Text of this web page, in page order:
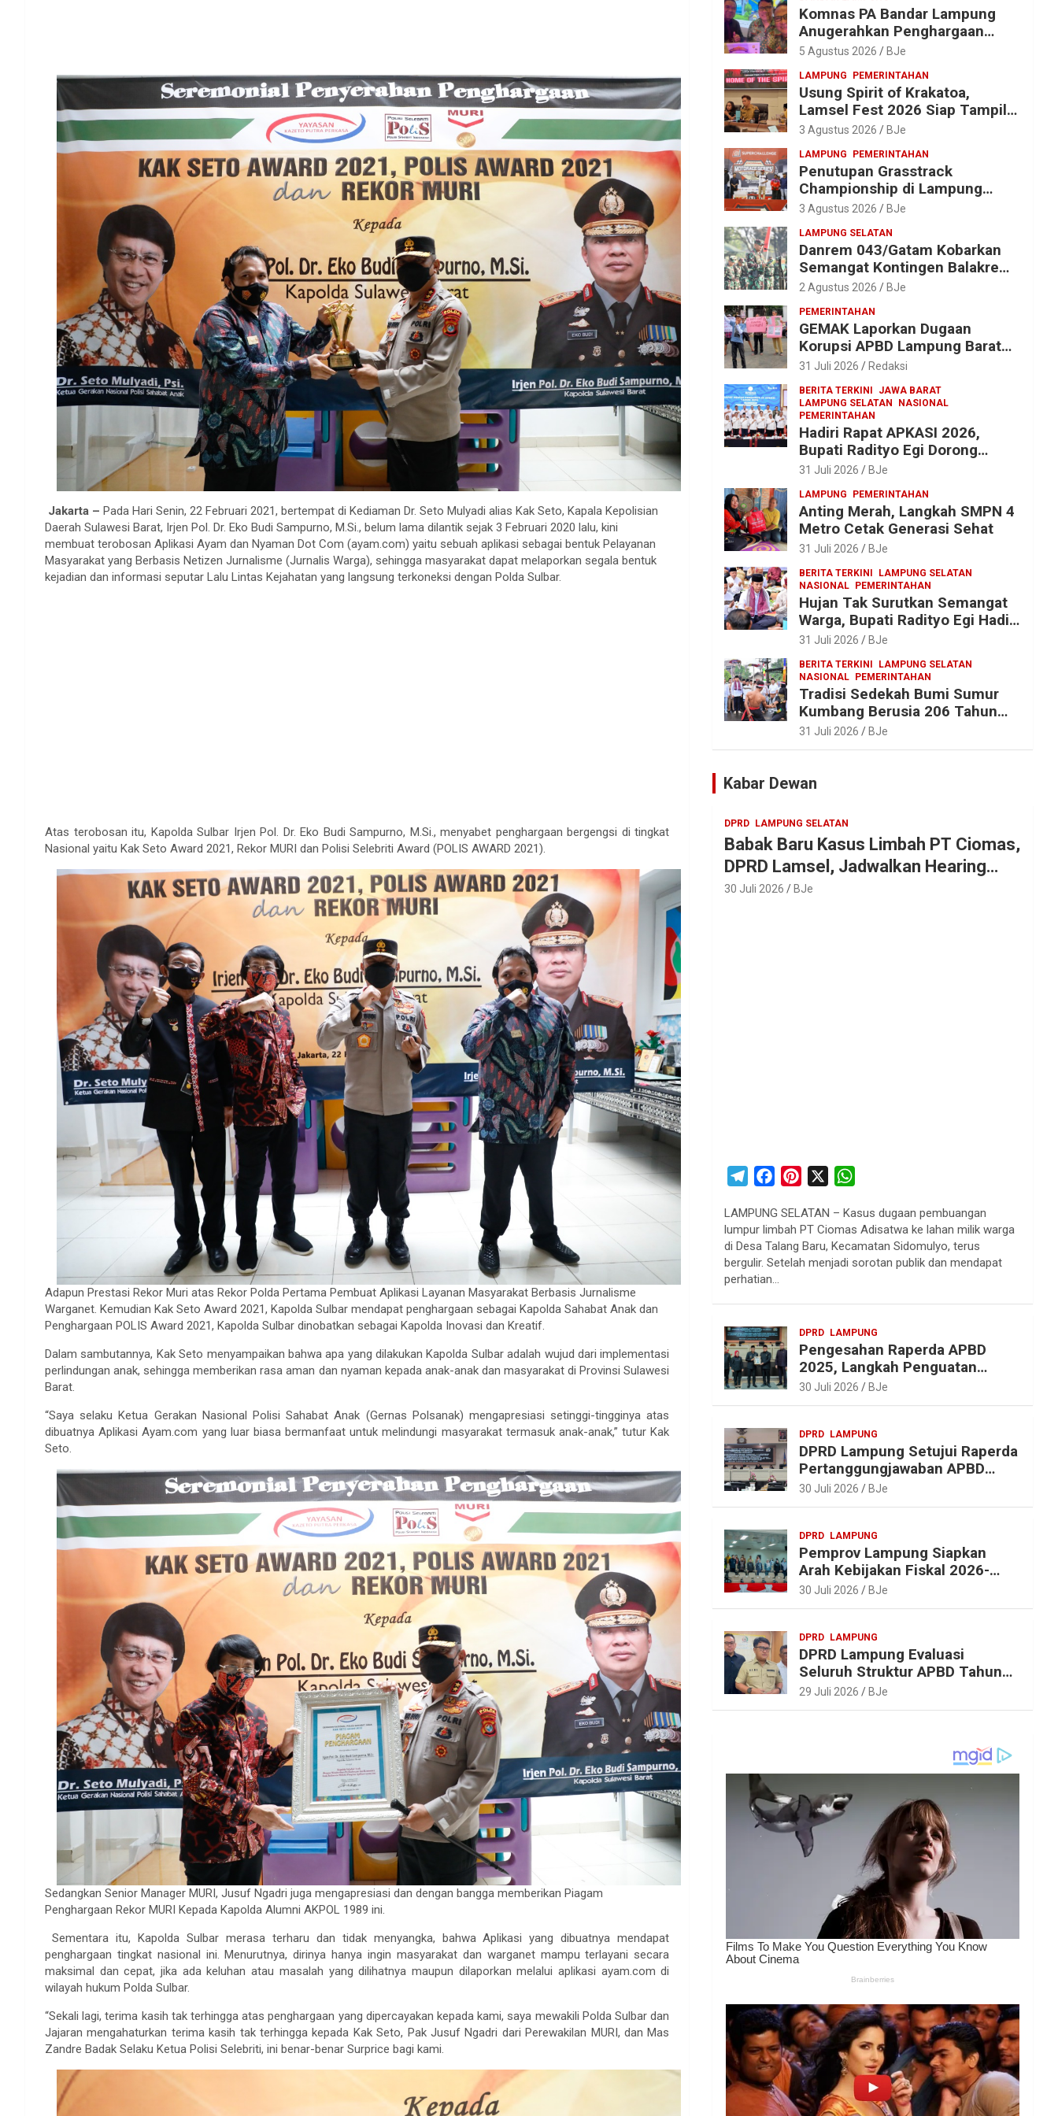
Jakarta – Pada Hari Senin, 22 Februari 2021, bertempat di Kediaman Dr. Seto Mulyadi alias Kak Seto, Kapala Kepolisian
Daerah Sulawesi Barat, Irjen Pol. Dr. Eko Budi Sampurno, M.Si., belum lama dilantik sejak 3 Februari 2020 lalu, kini
membuat terobosan Aplikasi Ayam dan Nyaman Dot Com (ayam.com) yaitu sebuah aplikasi sebagai bentuk Pelayanan
Masyarakat yang Berbasis Netizen Jurnalisme (Jurnalis Warga), sehingga masyarakat dapat melaporkan segala bentuk
kejadian dan informasi seputar Lalu Lintas Kejahatan yang langsung terkoneksi dengan Polda Sulbar.
Atas terobosan itu, Kapolda Sulbar Irjen Pol. Dr. Eko Budi Sampurno, M.Si., menyabet penghargaan bergengsi di tingkat
Nasional yaitu Kak Seto Award 2021, Rekor MURI dan Polisi Selebriti Award (POLIS AWARD 2021).
Adapun Prestasi Rekor Muri atas Rekor Polda Pertama Pembuat Aplikasi Layanan Masyarakat Berbasis Jurnalisme
Warganet. Kemudian Kak Seto Award 2021, Kapolda Sulbar mendapat penghargaan sebagai Kapolda Sahabat Anak dan
Penghargaan POLIS Award 2021, Kapolda Sulbar dinobatkan sebagai Kapolda Inovasi dan Kreatif.
Dalam sambutannya, Kak Seto menyampaikan bahwa apa yang dilakukan Kapolda Sulbar adalah wujud dari implementasi
perlindungan anak, sehingga memberikan rasa aman dan nyaman kepada anak-anak dan masyarakat di Provinsi Sulawesi
Barat.
“Saya selaku Ketua Gerakan Nasional Polisi Sahabat Anak (Gernas Polsanak) mengapresiasi setinggi-tingginya atas
dibuatnya Aplikasi Ayam.com yang luar biasa bermanfaat untuk melindungi masyarakat termasuk anak-anak,” tutur Kak
Seto.
Sedangkan Senior Manager MURI, Jusuf Ngadri juga mengapresiasi dan dengan bangga memberikan Piagam
Penghargaan Rekor MURI Kepada Kapolda Alumni AKPOL 1989 ini.
Sementara itu, Kapolda Sulbar merasa terharu dan tidak menyangka, bahwa Aplikasi yang dibuatnya mendapat
penghargaan tingkat nasional ini. Menurutnya, dirinya hanya ingin masyarakat dan warganet mampu terlayani secara
maksimal dan cepat, jika ada keluhan atau masalah yang dilihatnya maupun dilaporkan melalui aplikasi ayam.com di
wilayah hukum Polda Sulbar.
“Sekali lagi, terima kasih tak terhingga atas penghargaan yang dipercayakan kepada kami, saya mewakili Polda Sulbar dan
Jajaran mengahaturkan terima kasih tak terhingga kepada Kak Seto, Pak Jusuf Ngadri dari Perewakilan MURI, dan Mas
Zandre Badak Selaku Ketua Polisi Selebriti, ini benar-benar Surprice bagi kami.
Komnas PA Bandar Lampung
Anugerahkan Penghargaan
kepada Kombes Pol. Alfret
5 Agustus 2026 BJe
LAMPUNG PEMERINTAHAN
Usung Spirit of Krakatoa,
Lamsel Fest 2026 Siap Tampil
Lebih Spektakuler dengan
Artis Ibu Kota
3 Agustus 2026 BJe
LAMPUNG PEMERINTAHAN
Penutupan Grasstrack
Championship di Lampung
Barat Meriah, Dihadiri Ribuan
Parosil
3 Agustus 2026 BJe
LAMPUNG SELATAN
Danrem 043/Gatam Kobarkan
Semangat Kontingen Balakrem
dan Yonif 143/TWEJ di
Ke-1 Kodam XXI/Radin Inten
2 Agustus 2026 BJe
PEMERINTAHAN
GEMAK Laporkan Dugaan
Korupsi APBD Lampung Barat
2025 ke Kejati Lampung, Soroti
Bibit Ikan
31 Juli 2026 Redaksi
BERITA TERKINI
JAWA BARAT
LAMPUNG SELATAN
NASIONAL
PEMERINTAHAN
Hadiri Rapat APKASI 2026,
Bupati Radityo Egi Dorong
Sinergi Pusat-Daerah untuk
Kabupaten
31 Juli 2026 BJe
LAMPUNG PEMERINTAHAN
Anting Merah, Langkah SMPN 4
Metro Cetak Generasi Sehat
31 Juli 2026 BJe
BERITA TERKINI
LAMPUNG SELATAN
NASIONAL
PEMERINTAHAN
Hujan Tak Surutkan Semangat
Warga, Bupati Radityo Egi Hadiri
Tradisi Sedekah Bumi 206
31 Juli 2026 BJe
BERITA TERKINI
LAMPUNG SELATAN
NASIONAL
PEMERINTAHAN
Tradisi Sedekah Bumi Sumur
Kumbang Berusia 206 Tahun
Tetap Lestari, Bupati Egi Ajak
Generasi Muda Jaga Warisan
31 Juli 2026 BJe
Kabar Dewan
DPRD LAMPUNG SELATAN
Babak Baru Kasus Limbah PT Ciomas,
DPRD Lamsel, Jadwalkan Hearing
Seluruh Vendor
30 Juli 2026 BJe
l
e
g
r
c
e
b
n
e
t
a
t
s
LAMPUNG SELATAN – Kasus dugaan pembuangan
lumpur limbah PT Ciomas Adisatwa ke lahan milik warga
di Desa Talang Baru, Kecamatan Sidomulyo, terus
bergulir. Setelah menjadi sorotan publik dan mendapat
perhatian…
DPRD LAMPUNG
Pengesahan Raperda APBD
2025, Langkah Penguatan
Akuntabilitas dan
Pembangunan Lampung
30 Juli 2026 BJe
DPRD LAMPUNG
DPRD Lampung Setujui Raperda
Pertanggungjawaban APBD
2025, Beri Sejumlah
Rekomendasi Perbaikan
30 Juli 2026 BJe
DPRD LAMPUNG
Pemprov Lampung Siapkan
Arah Kebijakan Fiskal 2026-
2027 yang Realistis dan
Berkelanjutan
30 Juli 2026 BJe
DPRD LAMPUNG
DPRD Lampung Evaluasi
Seluruh Struktur APBD Tahun
2027
29 Juli 2026 BJe